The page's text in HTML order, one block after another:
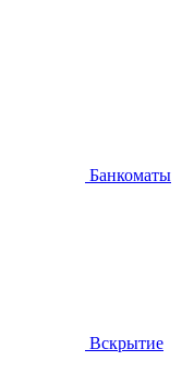
Банкоматы
Вскрытие